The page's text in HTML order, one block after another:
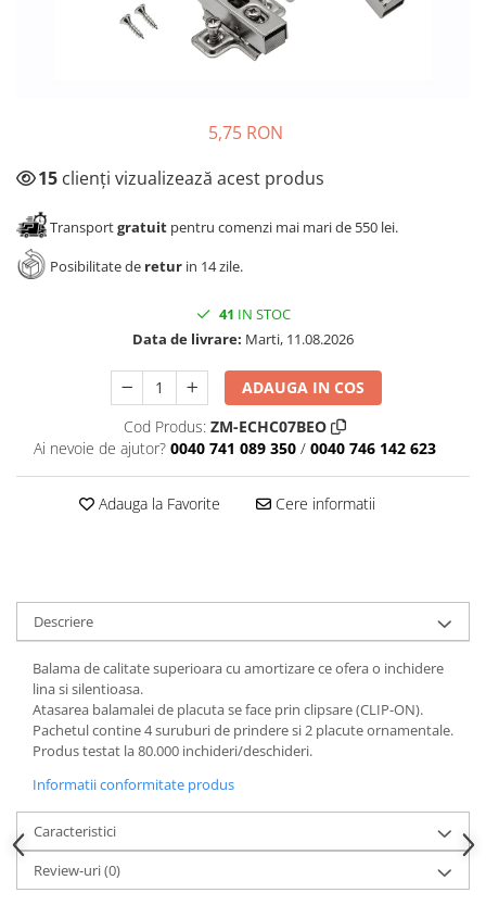
Solutii de curatat & adezivi
Alte scule & unelte
5,75 RON
15 clienți vizualizează acest produs
Transportgratuit pentru comenzi mai mari de 550 lei.
Posibilitate de retur in 14 zile.
41 IN STOC
Data de livrare: Marti, 11.08.2026
ADAUGA IN COS
Cod Produs: ZM-ECHC07BEO
Ai nevoie de ajutor? 0040 741 089 350 / 0040 746 142 623
Adauga la Favorite Cere informatii
Descriere
Balama de calitate superioara cu amortizare ce ofera o inchidere
lina si silentioasa.
Atasarea balamalei de placuta se face prin clipsare (CLIP-ON).
Pachetul contine 4 suruburi de prindere si 2 placute ornamentale.
Produs testat la 80.000 inchideri/deschideri.
Informatii conformitate produs
Caracteristici
Review-uri(0)